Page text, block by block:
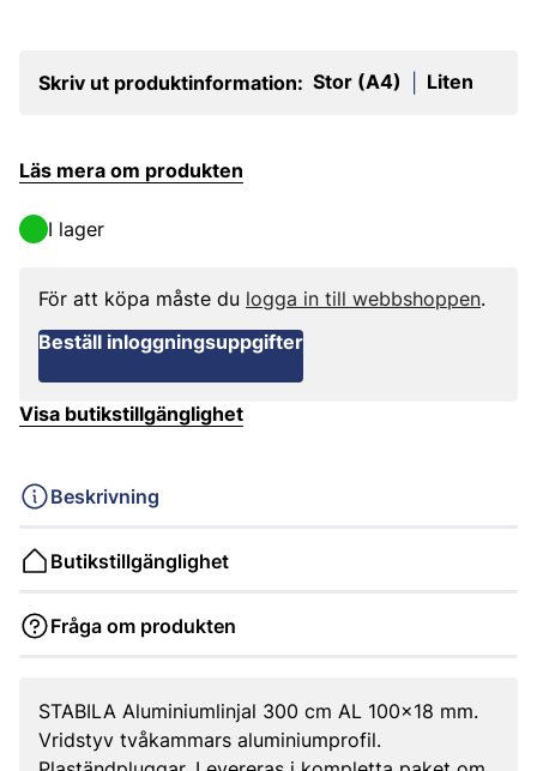
Skriv ut produktinformation: Stor (A4) Liten
Läs mera om produkten
I lager
För att köpa måste du logga in till webbshoppen.
Beställ inloggningsuppgifter
Visa butikstillgänglighet
Beskrivning
Butikstillgänglighet
Fråga om produkten
STABILA Aluminiumlinjal 300 cm AL 100x18 mm.
Vridstyv tvåkammars aluminiumprofil.